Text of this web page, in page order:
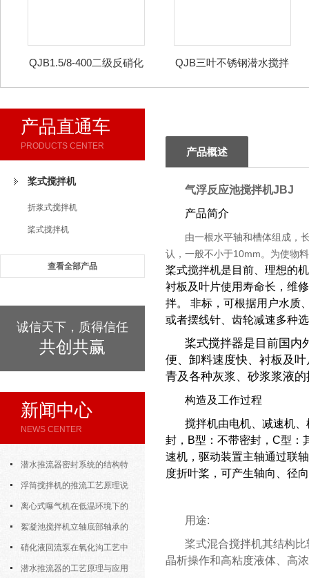
QJB1.5/8-400二级反硝化
QJB三叶不锈钢潜水搅拌
产品直通车
PRODUCTS CENTER
桨式搅拌机
折浆式搅拌机
桨式搅拌机
查看全部产品
诚信天下，质得信任
共创共赢
新闻中心
NEWS CENTER
潜水推流器密封系统的结构特
点与渗漏故障处理
浮筒搅拌机的推流工艺原理说
明 离心式曝气机在低温环境下的
运行特性与防冻措施
絮凝池搅拌机立轴底部轴承的
密封防水与免维护设计
硝化液回流泵在氧化沟工艺中
的布置位置对回流效果的影响
潜水推流器的工艺原理与应用
产品概述
气浮反应池搅拌机JBJ
产品简介
由一根水平轴和槽体组成，
认，一般不小于10mm。为使物
桨式搅拌机是目前、理想的
衬板及叶片使用寿命长，维
拌。 非标，可根据用户水质
或者摆线针、齿轮减速多种
桨式搅拌器是目前国内
便、卸料速度快、衬板及
青及各种灰浆、砂浆浆液
构造及工作过程
搅拌机由电机、减速机
封，B型：不带密封，C型：
速机，驱动装置主轴通过联
度折叶桨，可产生轴向、径
用途:
桨式混合搅拌机其结构
晶析操作和高粘度液体、高